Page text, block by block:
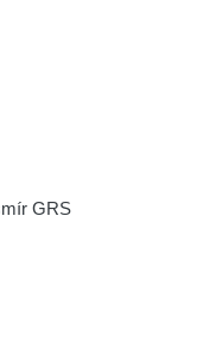
GRS